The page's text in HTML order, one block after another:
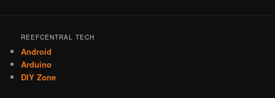
REEFCENTRAL TECH
Android
Arduino
DIY Zone